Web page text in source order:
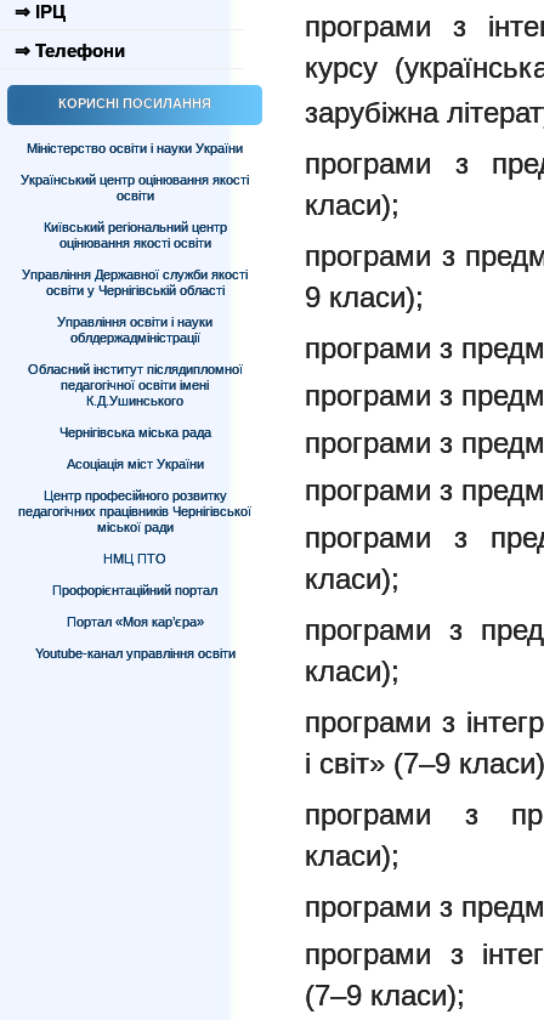
⇒ ІРЦ
⇒ Телефони
КОРИСНІ ПОСИЛАННЯ
Міністерство освіти і науки України
Український центр оцінювання якості
освіти
Київський регіональний центр
оцінювання якості освіти
Управління Державної служби якості
освіти у Чернігівській області
Управління освіти і науки
облдержадміністрації
Обласний інститут післядипломної
педагогічної освіти імені
К.Д.Ушинського
Чернігівська міська рада
Асоціація міст України
Центр професійного розвитку
педагогічних працівників Чернігівської
міської ради
НМЦ ПТО
Профорієнтаційний портал
Портал «Моя кар’єра»
Youtube-канал управління освіти
програми з
курсу
зарубіжна
програми з
класи);
програми з
9 класи);
програми з
програми з
програми з
програми з
програми з
класи);
програми з
класи);
програми з
і світ» (7–9
програми з
класи);
програми з
програми з
(7–9 класи);